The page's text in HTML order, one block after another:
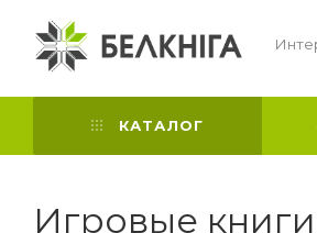
КАТАЛОГ
Игровые книги